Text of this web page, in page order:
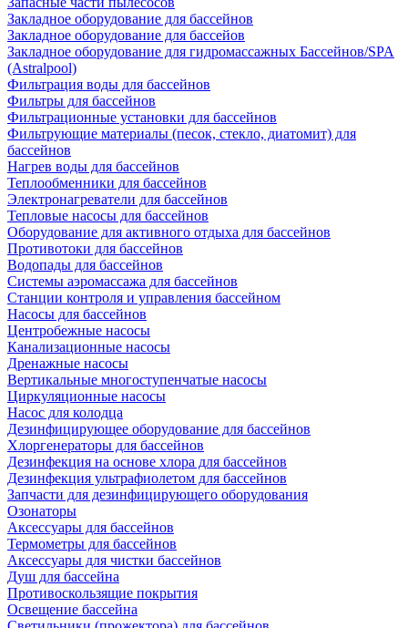
Закладное оборудование для бассейнов
Закладное оборудование для бассейов
Закладное оборудование для гидромассажных Бассейнов/SPA
(Astralpool)
Фильтрация воды для бассейнов
Фильтры для бассейнов
Фильтрационные установки для бассейнов
Фильтрующие материалы (песок, стекло, диатомит) для
бассейнов
Нагрев воды для бассейнов
Теплообменники для бассейнов
Электронагреватели для бассейнов
Тепловые насосы для бассейнов
Оборудование для активного отдыха для бассейнов
Противотоки для бассейнов
Водопады для бассейнов
Системы аэромассажа для бассейнов
Станции контроля и управления бассейном
Насосы для бассейнов
Центробежные насосы
Канализационные насосы
Дренажные насосы
Вертикальные многоступенчатые насосы
Циркуляционные насосы
Насос для колодца
Дезинфицирующее оборудование для бассейнов
Хлоргенераторы для бассейнов
Дезинфекция на основе хлора для бассейнов
Дезинфекция ультрафиолетом для бассейнов
Запчасти для дезинфицирующего оборудования
Озонаторы
Аксессуары для бассейнов
Термометры для бассейнов
Аксессуары для чистки бассейнов
Душ для бассейна
Противоскользящие покрытия
Освещение бассейна